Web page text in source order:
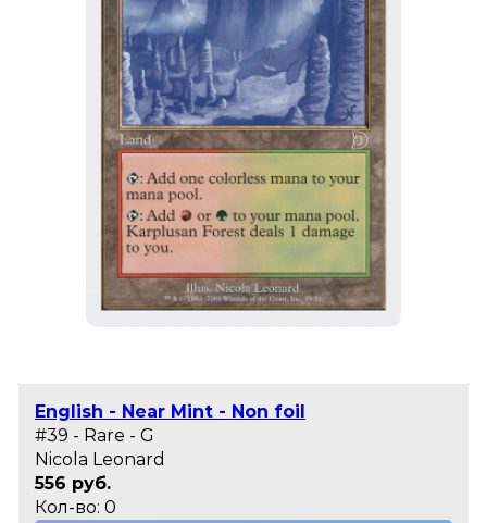
English - Near Mint - Non foil
#39 - Rare - G
Nicola Leonard
556 руб.
Кол-во: 0